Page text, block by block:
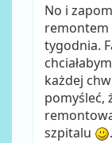
No i
remontem
tygodnia.
każdej
pomyśleć,
szpitalu